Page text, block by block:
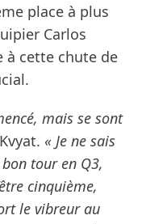
place à plus
Carlos
à cette chute de
mais se sont
« Je ne sais
tour en Q3,
cinquième,
le vibreur au